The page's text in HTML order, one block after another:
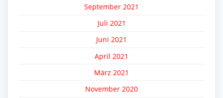
September 2021
Juli 2021
Juni 2021
April 2021
März 2021
November 2020